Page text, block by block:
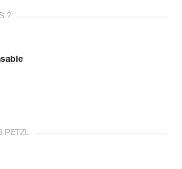
?
PETZL